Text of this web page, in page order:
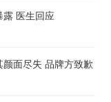
露 医生回应
面尽失 品牌方致歉